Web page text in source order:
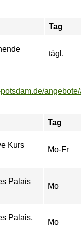
Tag
tägl.
Tag
Kurs
Mo-Fr
Palais
Mo
Palais,
Mo